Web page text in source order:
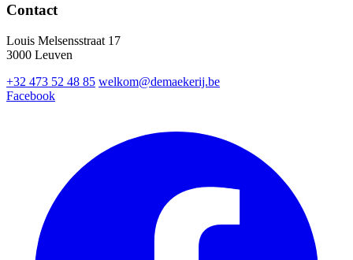
Contact
Louis Melsensstraat 17
3000 Leuven
+32 473 52 48 85 welkom@demaekerij.be
Facebook